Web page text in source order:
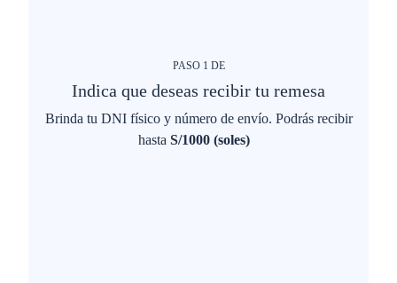
PASO 1 DE
Indica que deseas recibir tu remesa
Brinda tu DNI físico y número de envío. Podrás recibir
hasta S/1000 (soles)